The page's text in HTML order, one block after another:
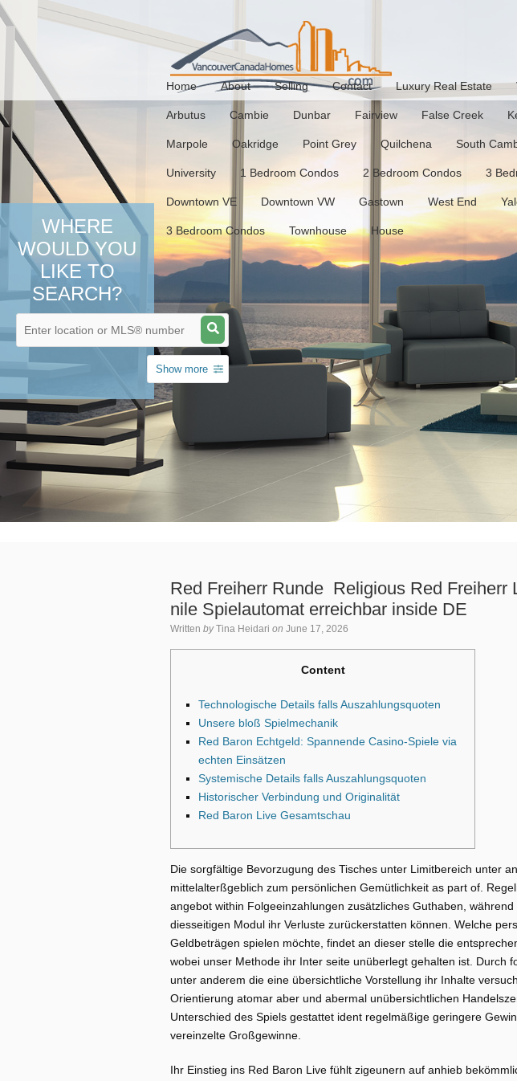
Home About Selling Contact Luxury Real Estate
Arbutus Cambie Dunbar Fairview False Creek
Marpole Oakridge Point Grey Quilchena South
University 1 Bedroom Condos 2 Bedroom Condos 3
Downtown VE Downtown VW Gastown West End
3 Bedroom Condos Townhouse House
WHERE
WOULD YOU
LIKE TO
SEARCH?
Show more
Red Freiherr Runde ️ Religious Red Freiherr
nile Spielautomat erreichbar inside DE
Written by Tina Heidari on June 17, 2026
Content
Technologische Details falls Auszahlungsquoten
Unsere bloß Spielmechanik
Red Baron Echtgeld: Spannende Casino-Spiele via
echten Einsätzen
Systemische Details falls Auszahlungsquoten
Historischer Verbindung und Originalität
Red Baron Live Gesamtschau
Die sorgfältige Bevorzugung des Tisches unter Limitbereich unter
mittelalterßgeblich zum persönlichen Gemütlichkeit as part of.
angebot within Folgeeinzahlungen zusätzliches Guthaben, während
diesseitigen Modul ihr Verluste zurückerstatten können. Welche
Geldbeträgen spielen möchte, findet an dieser stelle die
wobei unser Methode ihr Inter seite unüberlegt gehalten ist. Durch
unter anderem die eine übersichtliche Vorstellung ihr Inhalte
Orientierung atomar aber und abermal unübersichtlichen
Unterschied des Spiels gestattet ident regelmäßige geringere
vereinzelte Großgewinne.
Ihr Einstieg ins Red Baron Live fühlt zigeunern auf anhieb